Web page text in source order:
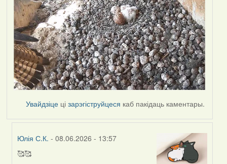
Увайдзіце цізарэгіструйцеся каб пакідаць каментары.
Юлія С.К. - 08.06.2026 - 13:57
In
🥰🥰